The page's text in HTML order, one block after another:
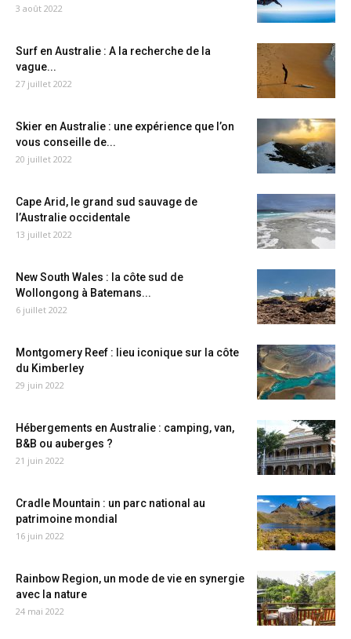
3 août 2022
Surf en Australie : A la recherche de la
vague...
27 juillet 2022
Skier en Australie : une expérience que l’on
vous conseille de...
20 juillet 2022
Cape Arid, le grand sud sauvage de
l’Australie occidentale
13 juillet 2022
New South Wales : la côte sud de
Wollongong à Batemans...
6 juillet 2022
Montgomery Reef : lieu iconique sur la côte
du Kimberley
29 juin 2022
Hébergements en Australie : camping, van,
B&B ou auberges ?
21 juin 2022
Cradle Mountain : un parc national au
patrimoine mondial
16 juin 2022
Rainbow Region, un mode de vie en synergie
avec la nature
24 mai 2022